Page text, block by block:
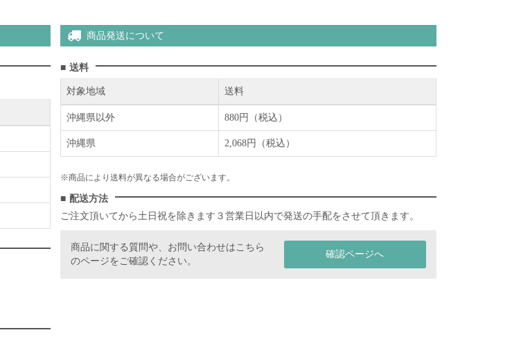
商品発送について
送料
対象地域 送料
沖縄県以外 880円（税込）
沖縄県 2,068円（税込）
※商品により送料が異なる場合がございます。
配送方法
ご注文頂いてから土日祝を除きます３営業日以内で発送の手配をさせて頂きます。
商品に関する質問や、お問い合わせはこちら
のページをご確認ください。
確認ページへ